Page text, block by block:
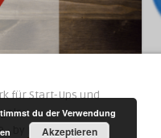
für Start-Ups und
by
Negara AG
du der Verwendung
Akzeptieren